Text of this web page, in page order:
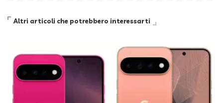
Altri articoli che potrebbero interessarti